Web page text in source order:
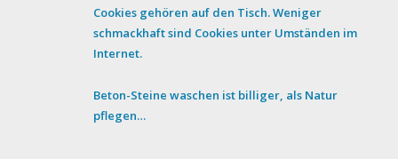
Cookies gehören auf den Tisch. Weniger
schmackhaft sind Cookies unter Umständen im
Internet.
Beton-Steine waschen ist billiger, als Natur
pflegen…